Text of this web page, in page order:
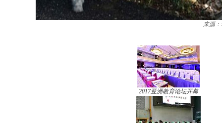
来源：
2017亚洲教育论坛开幕